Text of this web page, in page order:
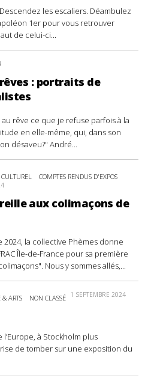
les escaliers. Déambulez
1er pour vous retrouver
de celui-ci...
: portraits de
rêve ce que je refuse parfois à la
en elle-même, qui, dans son
désaveu?" André...
COMPTES RENDUS D'EXPOS
aux colimaçons de
la collective Phèmes donne
Île-de-France pour sa première
Nous y sommes allés,...
ARTS NON CLASSÉ 1 SEPTEMBRE 2024
à Stockholm plus
de tomber sur une exposition du